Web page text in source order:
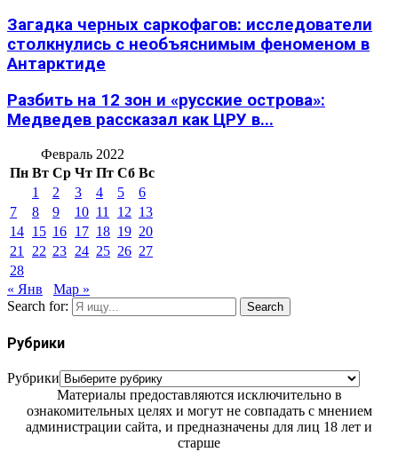
Загадка черных саркофагов: исследователи
столкнулись с необъяснимым феноменом в
Антарктиде
Разбить на 12 зон и «русские острова»:
Медведев рассказал как ЦРУ в...
Февраль 2022
Пн Вт Ср Чт Пт Сб Вс
1
2 3 4 5
6
7
8 9 10 11 12 13
14 15 16 17 18 19 20
21
22 23 24 25 26 27
28
« Янв
Мар »
Search for:
Search
Рубрики
Рубрики
Материалы предоставляются исключительно в
ознакомительных целях и могут не совпадать с мнением
администрации сайта, и предназначены для лиц 18 лет и
старше